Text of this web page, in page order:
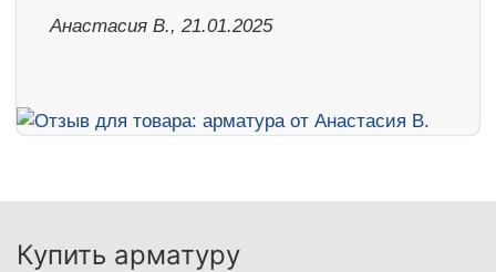
Анастасия В., 21.01.2025
Купить арматуру